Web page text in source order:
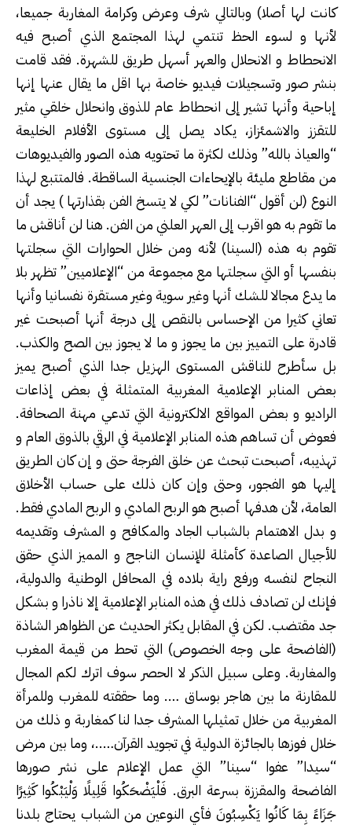
كانت لها أصلا) وبالتالي شرف وعرض وكرامة المغاربة جميعا،
لأنها و لسوء الحظ تنتمي لهذا المجتمع الذي أصبح فيه
الانحطاط و الانحلال والعهر أسهل طريق للشهرة. فقد قامت
بنشر صور وتسجيلات فيديو خاصة بها اقل ما يقال عنها إنها
إباحية وأنها تشير إلى انحطاط عام للذوق وانحلال خلقي مثير
للتقزز والاشمئزاز، يكاد يصل إلى مستوى الأفلام الخليعة
“والعياذ بالله” وذلك لكثرة ما تحتويه هذه الصور والفيديوهات
من مقاطع مليئة بالإيحاءات الجنسية الساقطة. فالمتتبع لهذا
النوع (لن أقول “الفنانات” لكي لا يتسخ الفن بقذارتها ) يجد أن
ما تقوم به هو اقرب إلى العهر العلني من الفن. هنا لن أناقش ما
تقوم به هذه (السينا) لأنه ومن خلال الحوارات التي سجلتها
بنفسها أو التي سجلتها مع مجموعة من “الإعلاميين” تظهر بلا
ما يدع مجالا للشك أنها وغير سوية وغير مستقرة نفسانيا وأنها
تعاني كثيرا من الإحساس بالنقص إلى درجة أنها أصبحت غير
قادرة على التمييز بين ما يجوز و ما لا يجوز بين الصح والكذب.
بل سأطرح للناقش المستوى الهزيل جدا الذي أصبح يميز
بعض المنابر الإعلامية المغربية المتمثلة في بعض إذاعات
الراديو و بعض المواقع الالكترونية التي تدعي مهنة الصحافة.
فعوض أن تساهم هذه المنابر الإعلامية في الرقي بالذوق العام و
تهذيبه، أصبحت تبحث عن خلق الفرجة حتى و إن كان الطريق
إليها هو الفجور، وحتى وإن كان ذلك على حساب الأخلاق
العامة، لأن هدفها أصبح هو الربح المادي و الربح المادي فقط.
و بدل الاهتمام بالشباب الجاد والمكافح و المشرف وتقديمه
للأجيال الصاعدة كأمثلة للإنسان الناجح و المميز الذي حقق
النجاح لنفسه ورفع راية بلاده في المحافل الوطنية والدولية،
فإنك لن تصادف ذلك في هذه المنابر الإعلامية إلا ناذرا و بشكل
جد مقتضب. لكن في المقابل يكثر الحديث عن الظواهر الشاذة
(الفاضحة على وجه الخصوص) التي تحط من قيمة المغرب
والمغاربة. وعلى سبيل الذكر لا الحصر سوف اترك لكم المجال
للمقارنة ما بين هاجر بوساق …. وما حققته للمغرب وللمرأة
المغربية من خلال تمثيلها المشرف جدا لنا كمغاربة و ذلك من
خلال فوزها بالجائزة الدولية في تجويد القرآن…..، وما بين مرض
“سيدا” عفوا “سينا” التي عمل الإعلام على نشر صورها
الفاضحة والمقززة بسرعة البرق. فَلْيَضْحَكُوا قَلِيلًا وَلْيَبْكُوا كَثِيرًا
جَزَاءً بِمَا كَانُوا يَكْسِبُونَ فأي النوعين من الشباب يحتاج بلدنا